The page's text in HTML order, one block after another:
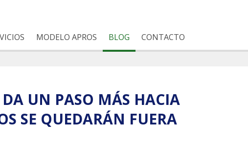
MODELO APROS BLOG CONTACTO
UN PASO MÁS HACIA
SE QUEDARÁN FUERA